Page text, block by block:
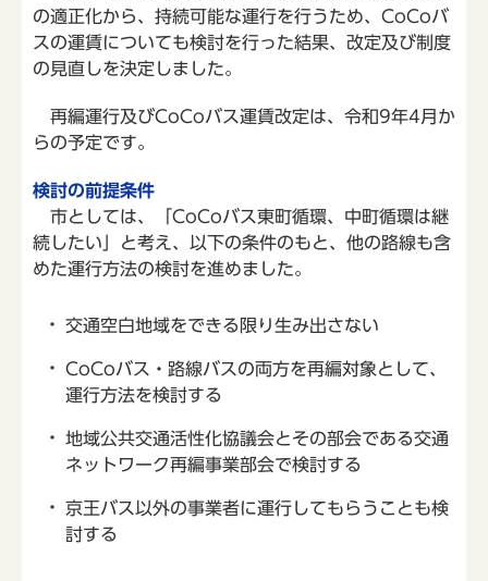
の適正化から、持続可能な運行を行うため、CoCoバ
スの運賃についても検討を行った結果、改定及び制度
の見直しを決定しました。
再編運行及びCoCoバス運賃改定は、令和9年4月か
らの予定です。
検討の前提条件
市としては、「CoCoバス東町循環、中町循環は継
続したい」と考え、以下の条件のもと、他の路線も含
めた運行方法の検討を進めました。
交通空白地域をできる限り生み出さない
CoCoバス・路線バスの両方を再編対象として、
運行方法を検討する
地域公共交通活性化協議会とその部会である交通
ネットワーク再編事業部会で検討する
京王バス以外の事業者に運行してもらうことも検
討する